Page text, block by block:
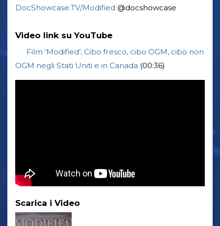
DocShowcase.TV/Modified @docshowcase
Video link su YouTube
Film ‘Modified’, Cibo fresco, cibo OGM, cibo non
OGM negli Stati Uniti e in Canada (00:36)
Scarica i Video